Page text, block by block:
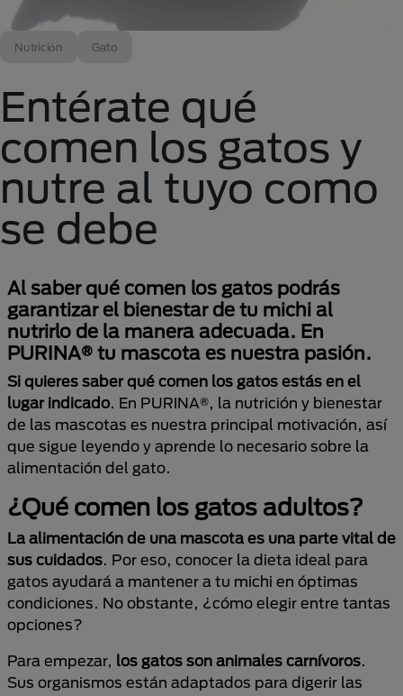
Nutrición Gato
Entérate qué
comen los gatos y
nutre al tuyo como
se debe
Al saber qué comen los gatos podrás
garantizar el bienestar de tu michi al
nutrirlo de la manera adecuada. En
PURINA® tu mascota es nuestra pasión.
Si quieres saber qué comen los gatos estás en el
lugar indicado. En PURINA®, la nutrición y bienestar
de las mascotas es nuestra principal motivación, así
que sigue leyendo y aprende lo necesario sobre la
alimentación del gato.
¿Qué comen los gatos adultos?
La alimentación de una mascota es una parte vital de
sus cuidados. Por eso, conocer la dieta ideal para
gatos ayudará a mantener a tu michi en óptimas
condiciones. No obstante, ¿cómo elegir entre tantas
opciones?
Para empezar, los gatos son animales carnívoros.
Sus organismos están adaptados para digerir las